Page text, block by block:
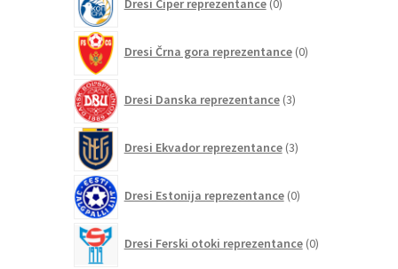
Dresi Ciper reprezentance 0izdelkov
Dresi Črna gora reprezentance 0izdelkov
Dresi Danska reprezentance 3izdelki
Dresi Ekvador reprezentance 3izdelki
Dresi Estonija reprezentance 0izdelkov
Dresi Ferski otoki reprezentance 0izdelkov